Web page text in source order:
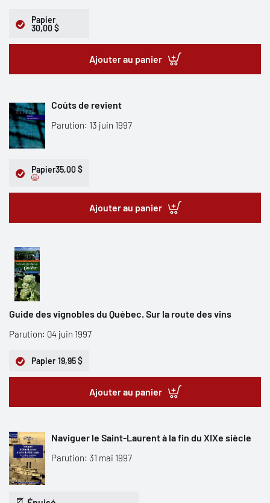
Papier
30,00 $
Ajouter au panier
Coûts de revient
Parution: 13 juin 1997
Papier35,00 $
Ajouter au panier
Guide des vignobles du Québec. Sur la route des vins
Parution: 04 juin 1997
Papier 19,95 $
Ajouter au panier
Naviguer le Saint-Laurent à la fin du XIXe siècle
Parution: 31 mai 1997